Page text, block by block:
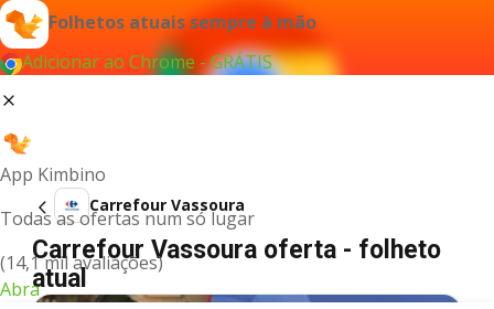
Folhetos atuais sempre à mão
Adicionar ao Chrome - GRÁTIS
App Kimbino
Todas as ofertas num só lugar
(14,1 mil avaliações)
Abra
Carrefour Vassoura
Carrefour Vassoura oferta - folheto
atual